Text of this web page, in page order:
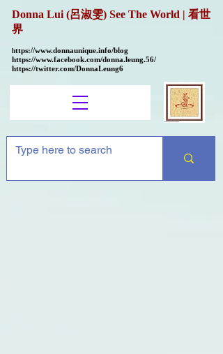
Donna Lui (呂淑雯) See The World | 看世
界
https://www.donnaunique.info/blog
https://www.facebook.com/donna.leung.56/
https://twitter.com/DonnaLeung6